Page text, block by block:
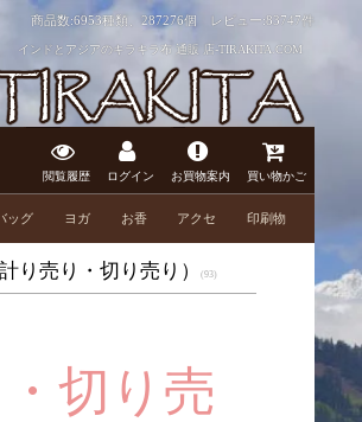
商品数:6953種類、287276個 レビュー:83747件
インドとアジアのキラキラ布 通販 店-TIRAKITA.COM
閲覧履歴 ログイン お買物案内 買い物かご
ッグ ヨガ お香 アクセ 印刷物
り売り・切り売り） (93)
切り売